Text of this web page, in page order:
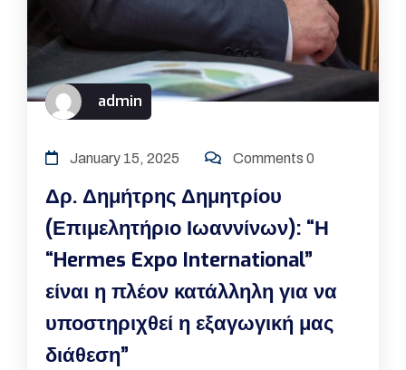
admin
January 15, 2025 Comments 0
Δρ. Δημήτρης Δημητρίου
(Επιμελητήριο Ιωαννίνων): “Η
“Hermes Expo International”
είναι η πλέον κατάλληλη για να
υποστηριχθεί η εξαγωγική μας
διάθεση”